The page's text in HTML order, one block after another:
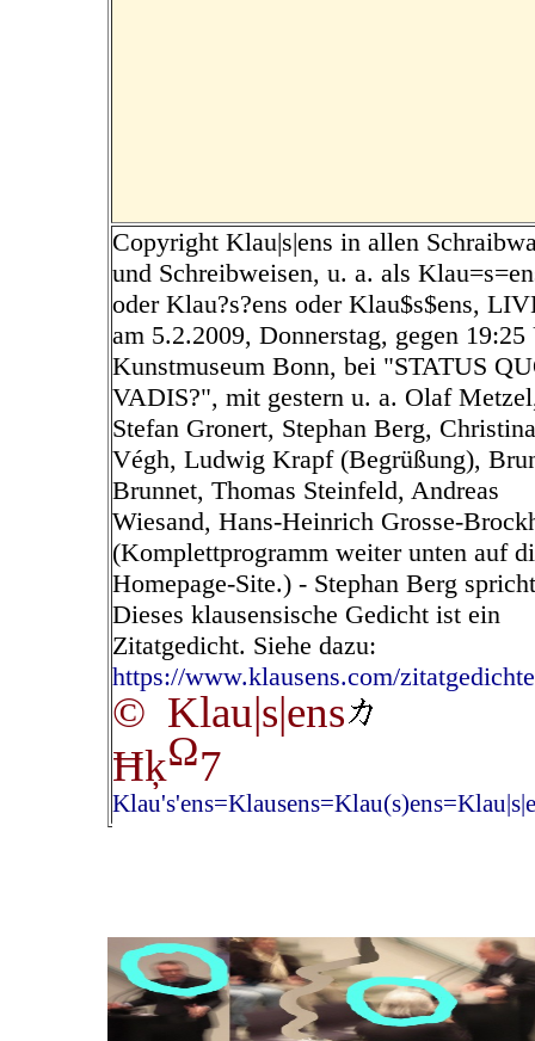
Copyright Klau|s|ens in allen
und Schreibweisen, u. a. als
oder Klau?s?ens oder Klau$s$ens,
am 5.2.2009, Donnerstag, gegen 19:25
Kunstmuseum Bonn, bei "STATUS
VADIS?", mit gestern u. a. Olaf
Stefan Gronert, Stephan Berg, Christina
Végh, Ludwig Krapf (Begrüßung),
Brunnet, Thomas Steinfeld, Andreas
Wiesand, Hans-Heinrich Grosse-
(Komplettprogramm weiter unten auf
Homepage-Site.) - Stephan Berg
Dieses klausensische Gedicht ist ein
Zitatgedicht. Siehe dazu:
https://www.klausens.com/
© Klau|s|ens
ĦķΩ7